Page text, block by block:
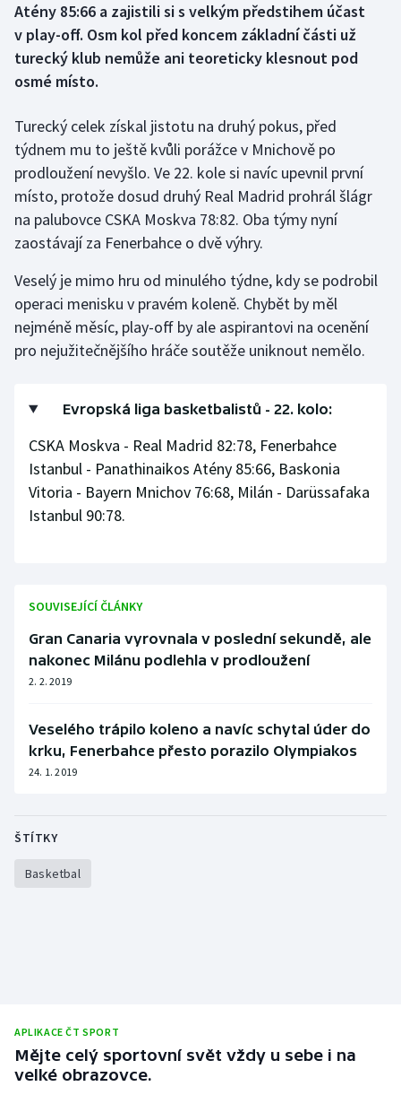
Box
Curling
Florbal
Futsal
Golf
Gymnastika
Házená
Jezdectví
Judo
Krasobruslení
Lezení
Olympijské hry
Plavání
Ragby
Rychlobruslení
Stolní tenis
Atény 85:66 a zajistili si s velkým předstihem účast
v play-off. Osm kol před koncem základní části už
turecký klub nemůže ani teoreticky klesnout pod
osmé místo.
Turecký celek získal jistotu na druhý pokus, před
týdnem mu to ještě kvůli porážce v Mnichově po
prodloužení nevyšlo. Ve 22. kole si navíc upevnil první
místo, protože dosud druhý Real Madrid prohrál šlágr
na palubovce CSKA Moskva 78:82. Oba týmy nyní
zaostávají za Fenerbahce o dvě výhry.
Veselý je mimo hru od minulého týdne, kdy se podrobil
operaci menisku v pravém koleně. Chybět by měl
nejméně měsíc, play-off by ale aspirantovi na ocenění
pro nejužitečnějšího hráče soutěže uniknout nemělo.
Evropská liga basketbalistů - 22. kolo:
CSKA Moskva - Real Madrid 82:78, Fenerbahce
Istanbul - Panathinaikos Atény 85:66, Baskonia
Vitoria - Bayern Mnichov 76:68, Milán - Darüssafaka
Istanbul 90:78.
SOUVISEJÍCÍ ČLÁNKY
Gran Canaria vyrovnala v poslední sekundě, ale
nakonec Milánu podlehla v prodloužení
2. 2. 2019
Veselého trápilo koleno a navíc schytal úder do
krku, Fenerbahce přesto porazilo Olympiakos
24. 1. 2019
ŠTÍTKY
Basketbal
APLIKACE ČT SPORT
Mějte celý sportovní svět vždy u sebe i na
velké obrazovce.